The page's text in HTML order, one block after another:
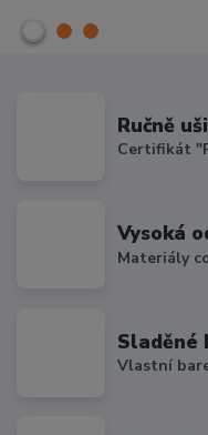
Ručně
Certifikát
Vysoká
Materiály
Sladěné
Vlastní